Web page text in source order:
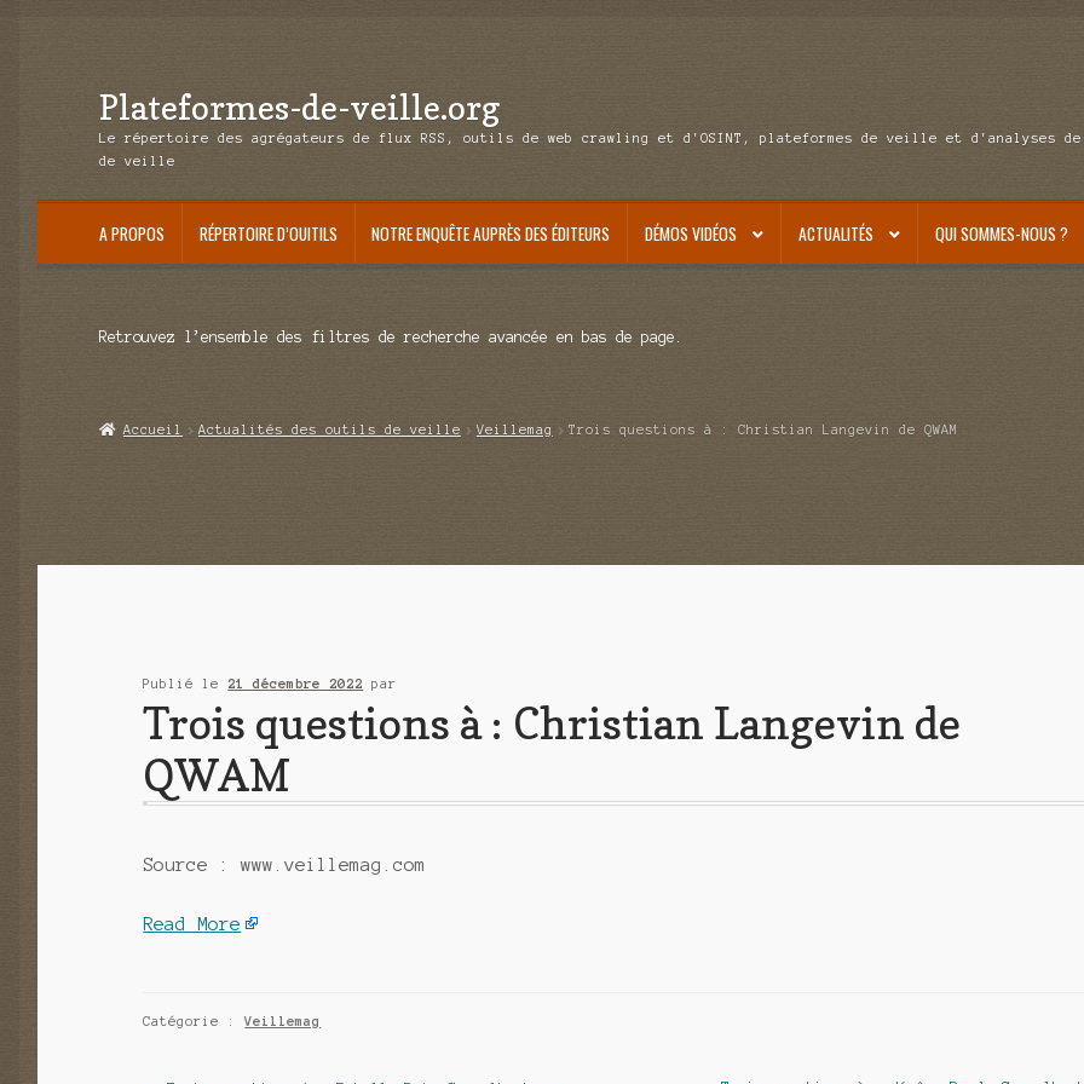
Aller
à
Aller
au
Plateformes-de-veille.org
Le répertoire des agrégateurs de flux RSS, outils de web crawling et d'OSINT, plateformes de veille et d'analyses de
de veille
A PROPOS RÉPERTOIRE D’OUITILS NOTRE ENQUÊTE AUPRÈS DES ÉDITEURS DÉMOS VIDÉOS ACTUALITÉS QUI SOMMES-NOUS ?
Retrouvez l’ensemble des filtres de recherche avancée en bas de page.
Accueil Actualités des outils de veille Veillemag Trois questions à : Christian Langevin de QWAM
Publié le 21 décembre 2022 par
Trois questions à : Christian Langevin de
QWAM
Source : www.veillemag.com
Read More
Catégorie :Veillemag